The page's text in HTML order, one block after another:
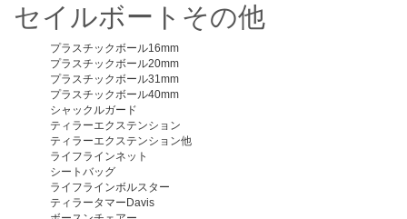
セイルボートその他
プラスチックボール16mm
プラスチックボール20mm
プラスチックボール31mm
プラスチックボール40mm
シャックルガード
ティラーエクステンション
ティラーエクステンション他
ライフラインネット
シートバッグ
ライフラインボルスター
ティラータマーDavis